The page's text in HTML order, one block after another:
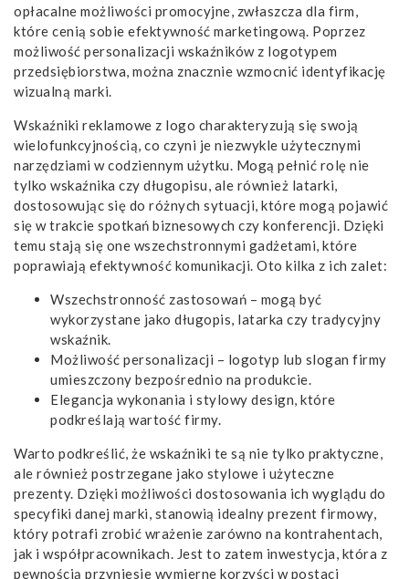
opłacalne możliwości promocyjne, zwłaszcza dla firm,
które cenią sobie efektywność marketingową. Poprzez
możliwość personalizacji wskaźników z logotypem
przedsiębiorstwa, można znacznie wzmocnić identyfikację
wizualną marki.
Wskaźniki reklamowe z logo charakteryzują się swoją
wielofunkcyjnością, co czyni je niezwykle użytecznymi
narzędziami w codziennym użytku. Mogą pełnić rolę nie
tylko wskaźnika czy długopisu, ale również latarki,
dostosowując się do różnych sytuacji, które mogą pojawić
się w trakcie spotkań biznesowych czy konferencji. Dzięki
temu stają się one wszechstronnymi gadżetami, które
poprawiają efektywność komunikacji. Oto kilka z ich zalet:
Wszechstronność zastosowań – mogą być
wykorzystane jako długopis, latarka czy tradycyjny
wskaźnik.
Możliwość personalizacji – logotyp lub slogan firmy
umieszczony bezpośrednio na produkcie.
Elegancja wykonania i stylowy design, które
podkreślają wartość firmy.
Warto podkreślić, że wskaźniki te są nie tylko praktyczne,
ale również postrzegane jako stylowe i użyteczne
prezenty. Dzięki możliwości dostosowania ich wyglądu do
specyfiki danej marki, stanowią idealny prezent firmowy,
który potrafi zrobić wrażenie zarówno na kontrahentach,
jak i współpracownikach. Jest to zatem inwestycja, która z
pewnością przyniesie wymierne korzyści w postaci